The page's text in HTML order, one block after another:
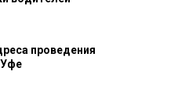
проведения
Уфе